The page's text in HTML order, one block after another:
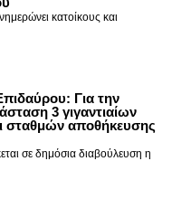
κατοίκους και
Για την
3 γιγαντιαίων
σταθμών αποθήκευσης
σε δημόσια διαβούλευση η